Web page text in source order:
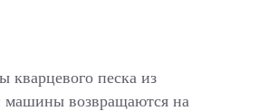
кварцевого песка из
машины возвращаются на